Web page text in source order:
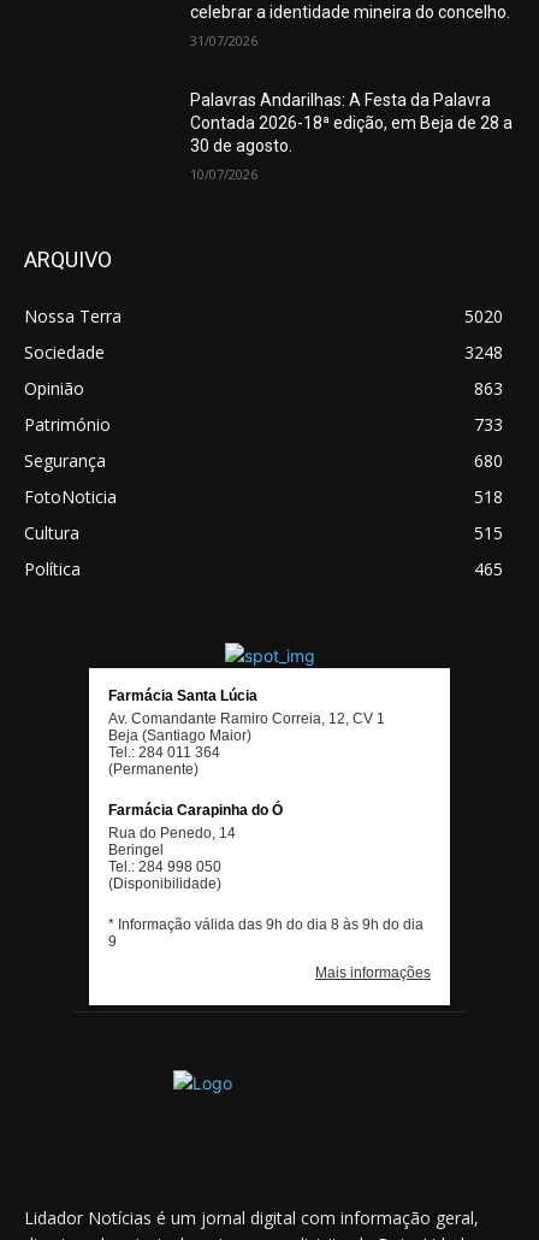
celebrar a identidade mineira do concelho.
31/07/2026
Palavras Andarilhas: A Festa da Palavra
Contada 2026-18ª edição, em Beja de 28 a
30 de agosto.
10/07/2026
ARQUIVO
Nossa Terra
5020
Sociedade
3248
Opinião
863
Património
733
Segurança
680
FotoNoticia
518
Cultura
515
Política
465
Lidador Notícias é um jornal digital com informação geral,